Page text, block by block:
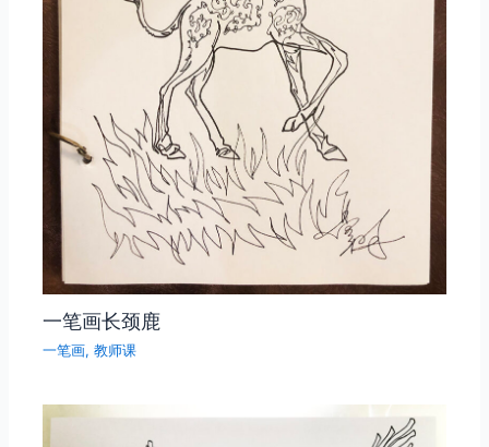
一笔画长颈鹿
一笔画,教师课